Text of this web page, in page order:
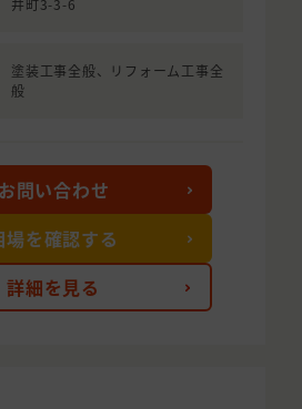
井町3-3-6
塗装工事全般、リフォーム工事全
般
詳細を見る
お問い合わせ
場を確認する